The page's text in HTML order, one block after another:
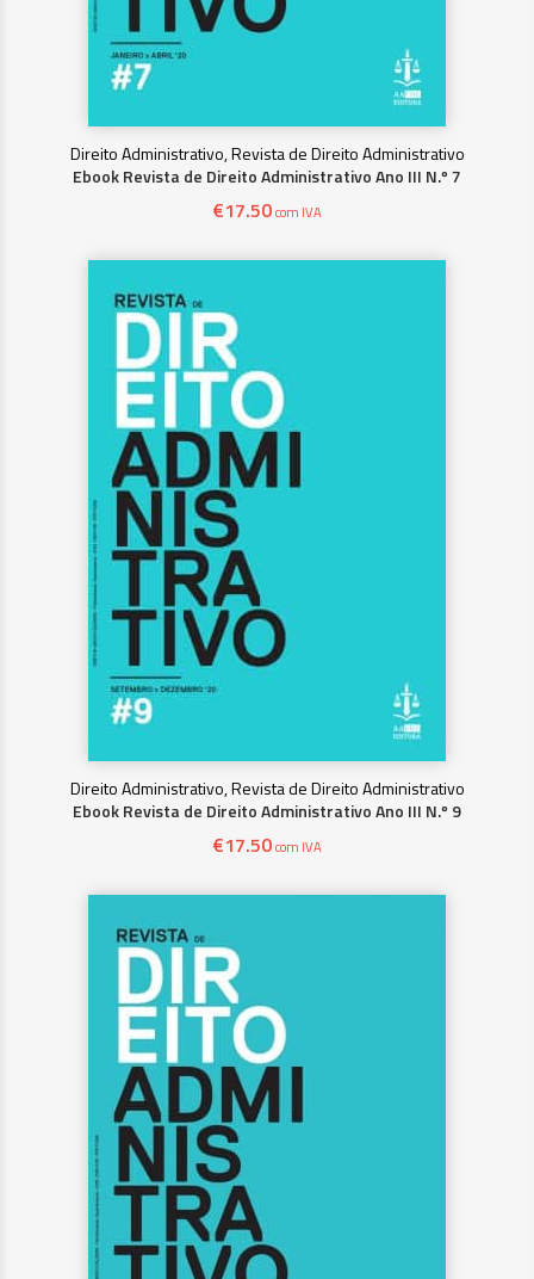
Direito Administrativo, Revista de Direito Administrativo
Ebook Revista de Direito Administrativo Ano III N.º 7
€17.50com IVA
Direito Administrativo, Revista de Direito Administrativo
Ebook Revista de Direito Administrativo Ano III N.º 9
€17.50com IVA